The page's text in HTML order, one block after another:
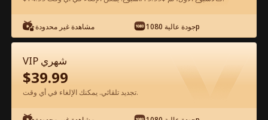
شاهد مجانًا في التطبيقمشاهدة غير محدودة جودة عالية 1080p
VIP شهري
$39.99
تجديد تلقائي. يمكنك الإلغاء في أي وقت.